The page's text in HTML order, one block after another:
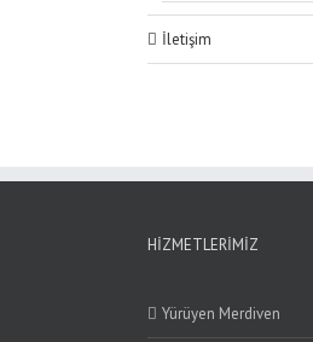
İletişim
HIZMETLERIMIZ
Yürüyen Merdiven